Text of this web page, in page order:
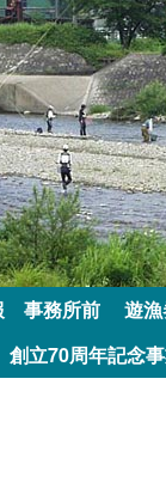
事務所前 遊
創立70周年記念